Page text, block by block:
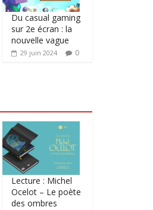
Du casual gaming
sur 2e écran : la
nouvelle vague
29 juin 2024 0
Lecture : Michel
Ocelot – Le poète
des ombres